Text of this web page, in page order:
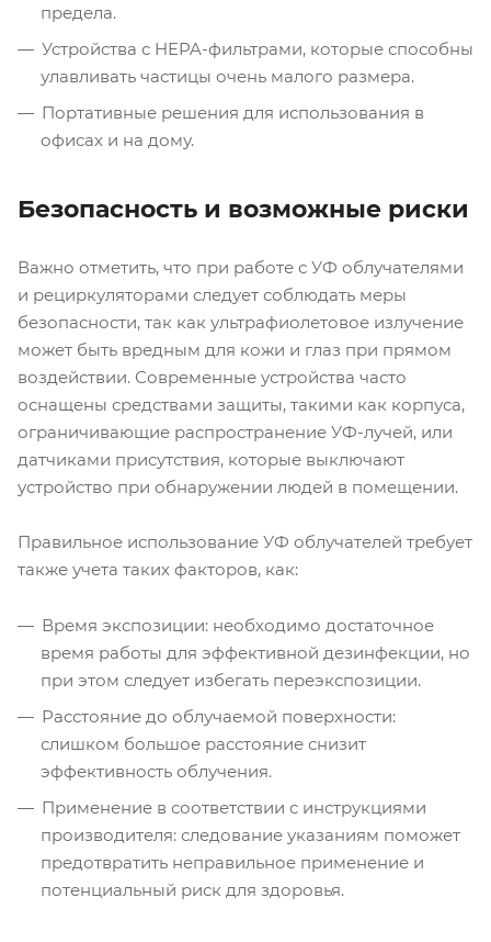
предела.
Устройства с HEPA-фильтрами, которые способны
улавливать частицы очень малого размера.
Портативные решения для использования в
офисах и на дому.
Безопасность и возможные риски
Важно отметить, что при работе с УФ облучателями
и рециркуляторами следует соблюдать меры
безопасности, так как ультрафиолетовое излучение
может быть вредным для кожи и глаз при прямом
воздействии. Современные устройства часто
оснащены средствами защиты, такими как корпуса,
ограничивающие распространение УФ-лучей, или
датчиками присутствия, которые выключают
устройство при обнаружении людей в помещении.
Правильное использование УФ облучателей требует
также учета таких факторов, как:
Время экспозиции: необходимо достаточное
время работы для эффективной дезинфекции, но
при этом следует избегать переэкспозиции.
Расстояние до облучаемой поверхности:
слишком большое расстояние снизит
эффективность облучения.
Применение в соответствии с инструкциями
производителя: следование указаниям поможет
предотвратить неправильное применение и
потенциальный риск для здоровья.